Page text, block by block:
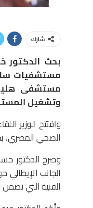
شارك
بحث الدكتور
مستشفيات سان
مستشفى
وتشغيل
وافتتح الوزير
الصحي المصري،
وصرح الدكتور
الجانب
الفنية التي